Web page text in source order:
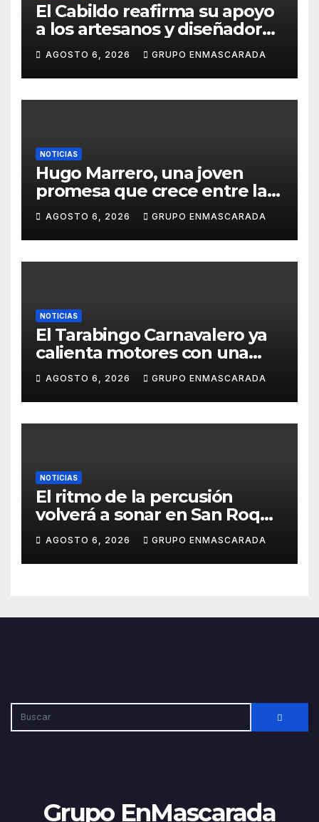
El Cabildo reafirma su apoyo
a los artesanos y diseñadores
del Carnaval de Tenerife
AGOSTO 6, 2026 GRUPO ENMASCARADA
NOTICIAS
Hugo Marrero, una joven
promesa que crece entre la
música y la pasión por el
Carnaval
AGOSTO 6, 2026 GRUPO ENMASCARADA
NOTICIAS
El Tarabingo Carnavalero ya
calienta motores con una
nueva edición cargada de
sorpresas
AGOSTO 6, 2026 GRUPO ENMASCARADA
NOTICIAS
El ritmo de la percusión
volverá a sonar en San Roque
con un taller abierto a todos
los públicos
AGOSTO 6, 2026 GRUPO ENMASCARADA
Grupo EnMascarada